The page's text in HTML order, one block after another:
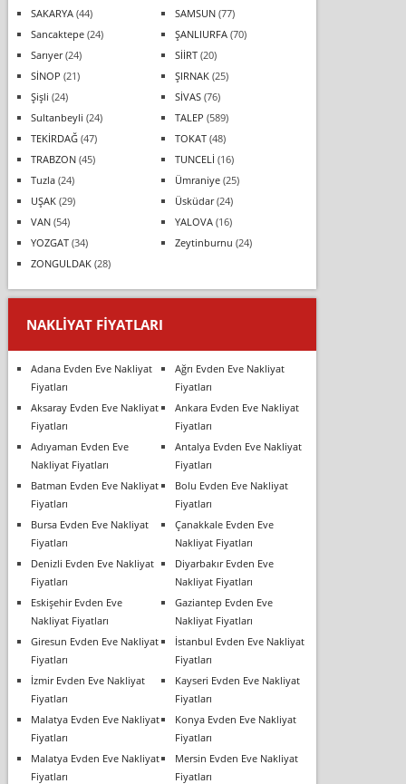
SAKARYA(44) SAMSUN(77)
Sancaktepe(24) ŞANLIURFA(70)
Sarıyer(24) SİİRT(20)
SİNOP (21) ŞIRNAK(25)
Şişli (24) SİVAS(76)
Sultanbeyli (24) TALEP (589)
TEKİRDAĞ(47) TOKAT(48)
TRABZON(45) TUNCELİ (16)
Tuzla(24) Ümraniye(25)
UŞAK(29) Üsküdar(24)
VAN(54) YALOVA(16)
YOZGAT(34) Zeytinburnu (24)
ZONGULDAK(28)
NAKLIYAT FIYATLARI
Adana Evden Eve Nakliyat
Fiyatları
Ağrı Evden Eve Nakliyat
Fiyatları
Aksaray Evden Eve Nakliyat
Fiyatları
Ankara Evden Eve Nakliyat
Fiyatları
Adıyaman Evden Eve
Nakliyat Fiyatları
Antalya Evden Eve Nakliyat
Fiyatları
Batman Evden Eve Nakliyat
Fiyatları
Bolu Evden Eve Nakliyat
Fiyatları
Bursa Evden Eve Nakliyat
Fiyatları
Çanakkale Evden Eve
Nakliyat Fiyatları
Denizli Evden Eve Nakliyat
Fiyatları
Diyarbakır Evden Eve
Nakliyat Fiyatları
Eskişehir Evden Eve
Nakliyat Fiyatları
Gaziantep Evden Eve
Nakliyat Fiyatları
Giresun Evden Eve Nakliyat
Fiyatları
İstanbul Evden Eve Nakliyat
Fiyatları
İzmir Evden Eve Nakliyat
Fiyatları
Kayseri Evden Eve Nakliyat
Fiyatları
Malatya Evden Eve Nakliyat
Fiyatları
Konya Evden Eve Nakliyat
Fiyatları
Malatya Evden Eve Nakliyat
Fiyatları
Mersin Evden Eve Nakliyat
Fiyatları